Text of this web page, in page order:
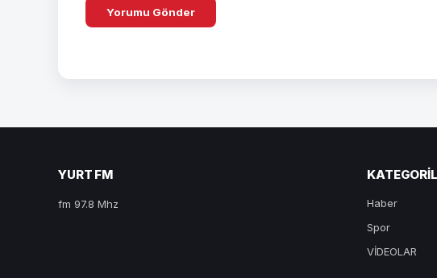
YURT FM
fm 97.8 Mhz
Haber
Spor
VİDEOLAR